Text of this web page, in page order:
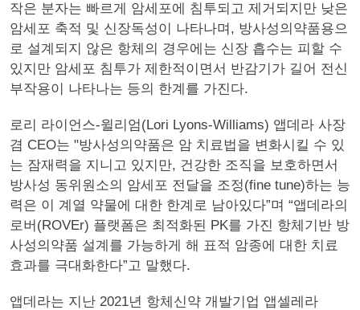
작은 분자는 빠르게 암세포에 침투되고 제거되지만 낮은
암세포 축적 및 신장독성이 나타나며, 방사성의약품용으
로 설계되지 않은 항체의 경우에는 신장 흡수는 피할 수
있지만 암세포 침투가 제한적이면서 반감기가 길어 전신
부작용이 나타나는 등의 한계를 가진다.
로리 라이언스-윌리엄(Lori Lyons-Williams) 앱데라 사장
겸 CEO는 "방사성의약품은 암 치료법을 변화시킬 수 있
는 잠재력을 지니고 있지만, 건강한 조직을 보호하면서
방사성 동위원소의 암세포 전달을 조정(fine tune)하는 능
력은 이 계열 약물에 대한 한계로 남아있다”며 “앱데라의
로버(ROVEr) 플랫폼은 최적화된 PK를 가진 항체기반 방
사성의약품 설계를 가능하게 해 표적 암종에 대한 치료
효과를 극대화한다”고 말했다.
앱데라는 지난 2021년 항체신약 개발기업 앱셀레라